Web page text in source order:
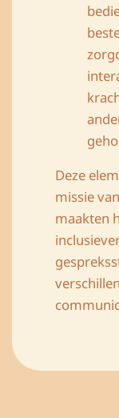
Deze
missie
maakten